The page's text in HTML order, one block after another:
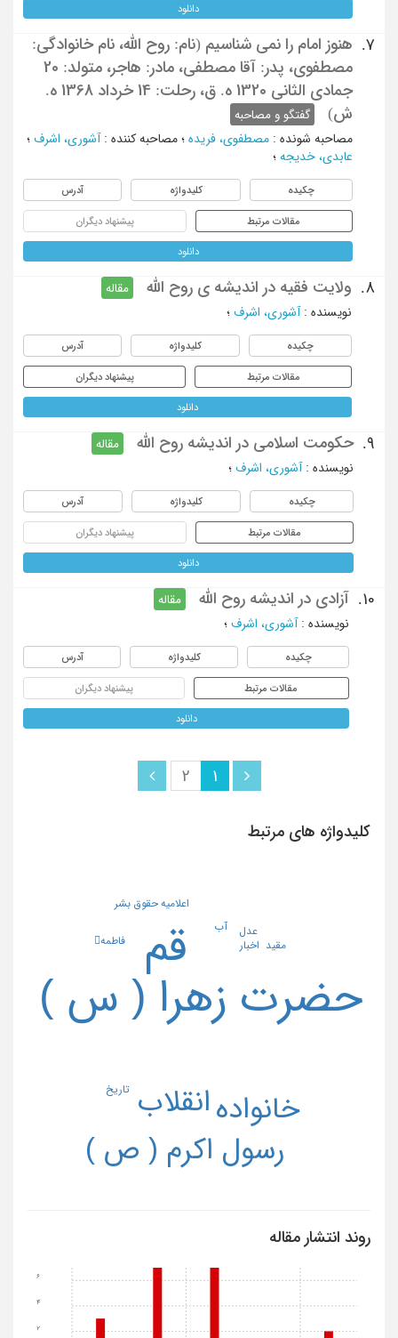
دانلود
7.
هنوز امام را نمی شناسیم (نام: روح الله، نام خانوادگی:
مصطفوی، پدر: آقا مصطفی، مادر: هاجر، متولد: 20
جمادی الثانی 1320 ه. ق، رحلت: 14 خرداد 1368 ه.
ش)
گفتگو و مصاحبه
مصاحبه شونده : مصطفوی، فریده ؛ مصاحبه کننده : آشوری، اشرف ؛
عابدی، خدیجه ؛
چکیده کلیدواژه آدرس
مقالات مرتبط پیشنهاد دیگران
دانلود
8. ولایت فقیه در اندیشه ی روح الله
مقاله
نویسنده : آشوری، اشرف ؛
چکیده کلیدواژه آدرس
مقالات مرتبط پیشنهاد دیگران
دانلود
9. حکومت اسلامی در اندیشه روح الله
مقاله
نویسنده : آشوری، اشرف ؛
چکیده کلیدواژه آدرس
مقالات مرتبط پیشنهاد دیگران
دانلود
10. آزادی در اندیشه روح الله
مقاله
نویسنده : آشوری، اشرف ؛
چکیده کلیدواژه آدرس
مقالات مرتبط پیشنهاد دیگران
دانلود
1
2
کلیدواژه های مرتبط
حضرت زهرا ( س )
قم
انقلاب خانواده
رسول اکرم ( ص )
آب
اخبار
اعلامیه حقوق بشر
تاریخ
عدل
فاطمه مقید
روند انتشار مقاله
2
4
6